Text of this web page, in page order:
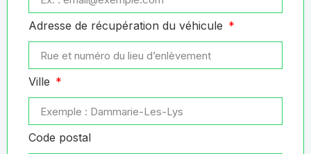
Adresse de récupération du véhicule
Ville
Code postal